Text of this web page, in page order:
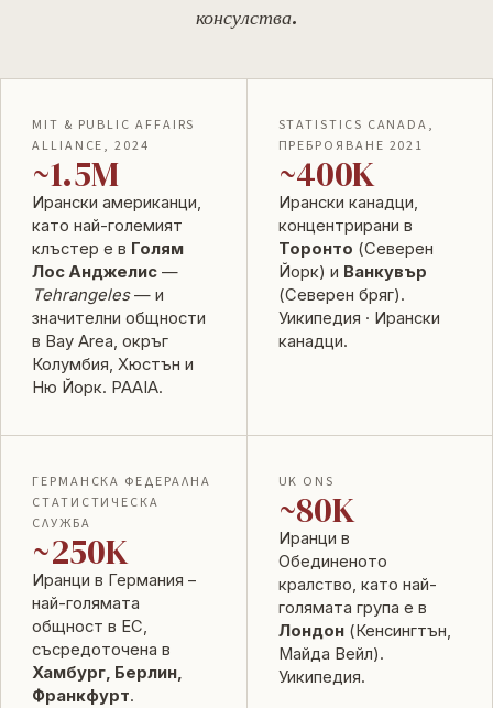
консулства.
MIT & PUBLIC AFFAIRS
ALLIANCE, 2024
~1.5M
Ирански американци,
като най-големият
клъстер е в Голям
Лос Анджелис —
Tehrangeles— и
значителни общности
в Bay Area, окръг
Колумбия, Хюстън и
Ню Йорк. PAAIA.
STATISTICS CANADA,
ПРЕБРОЯВАНЕ 2021
~400K
Ирански канадци,
концентрирани в
Торонто (Северен
Йорк) и Ванкувър
(Северен бряг).
Уикипедия · Ирански
канадци.
ГЕРМАНСКА ФЕДЕРАЛНА
СТАТИСТИЧЕСКА
СЛУЖБА
~250K
Иранци в Германия –
най-голямата
общност в ЕС,
съсредоточена в
Хамбург, Берлин,
Франкфурт.
UK ONS
~80K
Иранци в
Обединеното
кралство, като най-
голямата група е в
Лондон(Кенсингтън,
Майда Вейл).
Уикипедия.